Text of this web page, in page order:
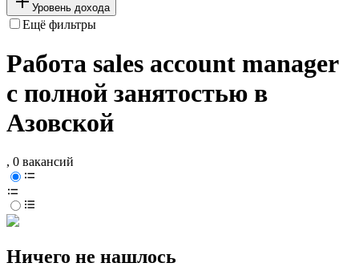
Уровень дохода
Ещё фильтры
Работа sales account manager
с полной занятостью в
Азовской
, 0 вакансий
Ничего не нашлось